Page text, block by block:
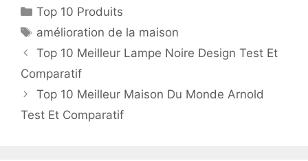
Top 10 Produits
amélioration de la maison
Top 10 Meilleur Lampe Noire Design Test Et
Comparatif
Top 10 Meilleur Maison Du Monde Arnold
Test Et Comparatif